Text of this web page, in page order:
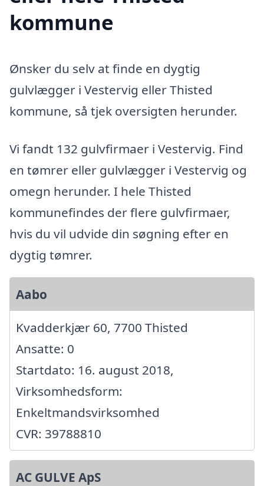
kommune
Ønsker du selv at finde en dygtig
gulvlægger i Vestervig eller Thisted
kommune, så tjek oversigten herunder.
Vi fandt 132 gulvfirmaer i Vestervig. Find
en tømrer eller gulvlægger i Vestervig og
omegn herunder. I hele Thisted
kommunefindes der flere gulvfirmaer,
hvis du vil udvide din søgning efter en
dygtig tømrer.
Aabo
Kvadderkjær 60, 7700 Thisted
Ansatte: 0
Startdato: 16. august 2018,
Virksomhedsform:
Enkeltmandsvirksomhed
CVR: 39788810
AC GULVE ApS